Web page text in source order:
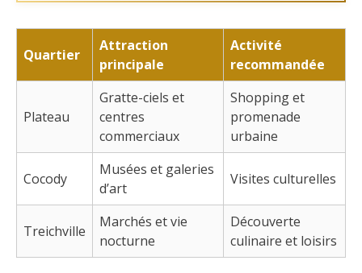
Quartier
Attraction
principale
Activité
recommandée
Plateau
Gratte-ciels et
centres
commerciaux
Shopping et
promenade
urbaine
Cocody
Musées et galeries
d’art
Visites culturelles
Treichville
Marchés et vie
nocturne
Découverte
culinaire et loisirs